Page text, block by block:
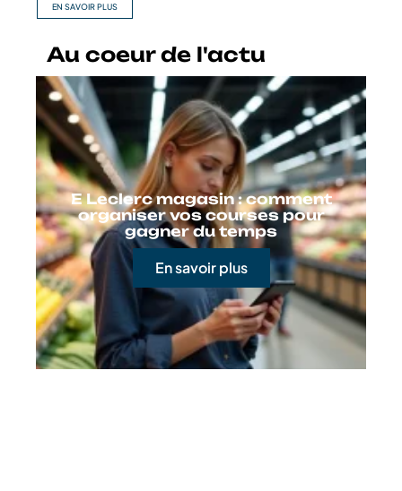
EN SAVOIR PLUS
Au coeur de l'actu
E Leclerc magasin : comment
organiser vos courses pour
gagner du temps
En savoir plus